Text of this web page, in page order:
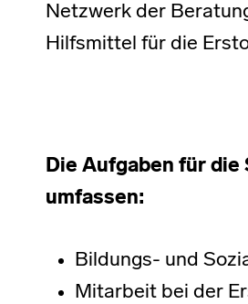
Netzwerk der
Hilfsmittel für die
Die Aufgaben für
umfassen:
Bildungs- und
Mitarbeit bei der